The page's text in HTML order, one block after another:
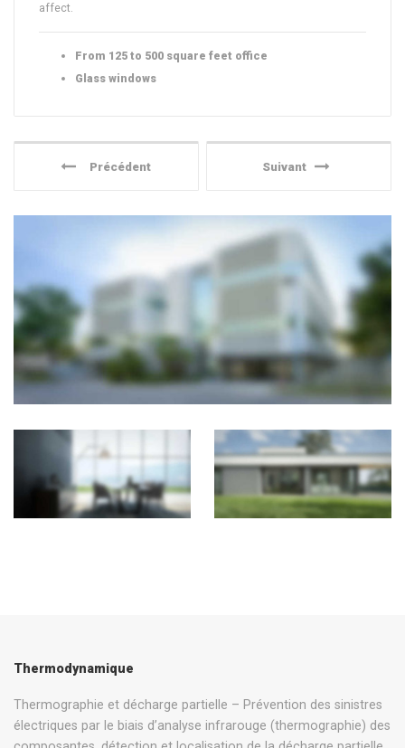
affect.
From 125 to 500 square feet office
Glass windows
Précédent Suivant
Thermodynamique
Thermographie et décharge partielle – Prévention des sinistres
électriques par le biais d’analyse infrarouge (thermographie) des